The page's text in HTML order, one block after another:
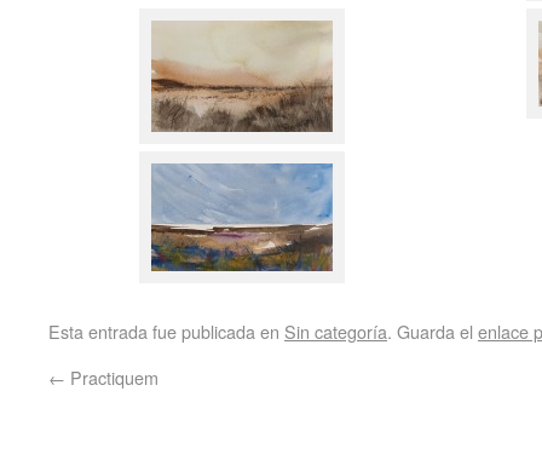
Esta entrada fue publicada en Sin categoría. Guarda el enlace
← Practiquem